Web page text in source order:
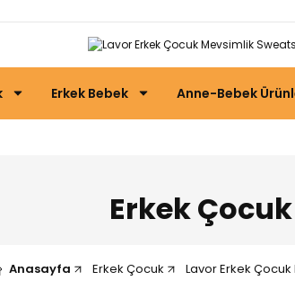
Erkek Bebek Anne-Bebek
Erkek Çocuk
Anasayfa Erkek Çocuk Lavor Erkek